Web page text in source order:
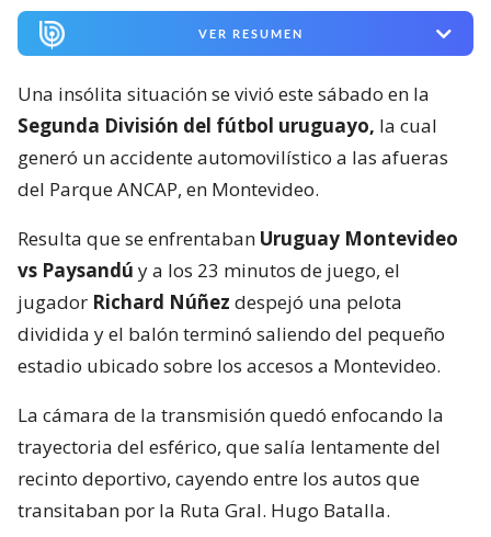
VER RESUMEN
Una insólita situación se vivió este sábado en la
Segunda División del fútbol uruguayo, la cual
generó un accidente automovilístico a las afueras
del Parque ANCAP, en Montevideo.
Resulta que se enfrentaban Uruguay Montevideo
vs Paysandú y a los 23 minutos de juego, el
jugador Richard Núñez despejó una pelota
dividida y el balón terminó saliendo del pequeño
estadio ubicado sobre los accesos a Montevideo.
La cámara de la transmisión quedó enfocando la
trayectoria del esférico, que salía lentamente del
recinto deportivo, cayendo entre los autos que
transitaban por la Ruta Gral. Hugo Batalla.